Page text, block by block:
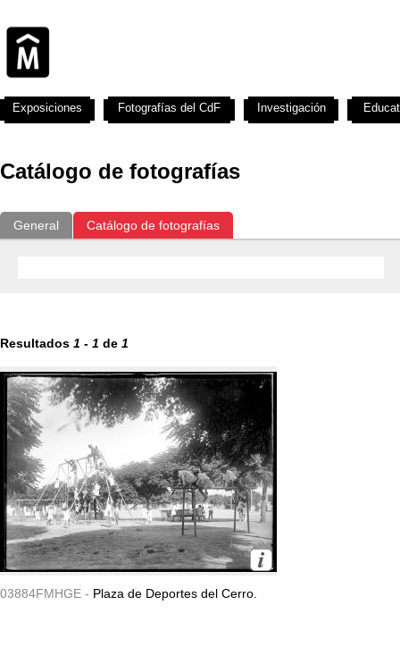
Catálogo de fotografías
General Catálogo de fotografías
Resultados 1 - 1 de 1
03884FMHGE - Plaza de Deportes del Cerro.
Exposiciones Fotografías del CdF Investigación